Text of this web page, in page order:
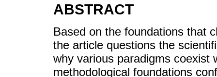
ABSTRACT
Based on the foundations that
the article questions the
why various paradigms coexist
methodological foundations